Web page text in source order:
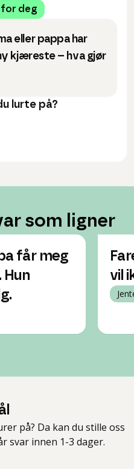
deg
eller pappa har
kjæreste – hva gjør
lurte på?
som ligner
får meg
Hun
vil
på? Da kan du stille oss
svar innen 1-3 dager.